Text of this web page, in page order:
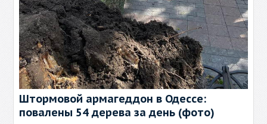
Штормовой армагеддон в Одессе:
повалены 54 дерева за день (фото)